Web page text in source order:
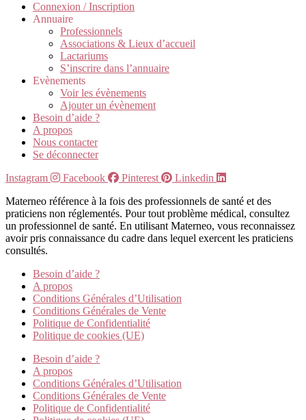
Connexion / Inscription
Annuaire
Professionnels
Associations & Lieux d’accueil
Lactariums
S’inscrire dans l’annuaire
Evènements
Voir les évènements
Ajouter un évènement
Besoin d’aide ?
A propos
Nous contacter
Se déconnecter
Instagram
Facebook Pinterest
Linkedin
Materneo référence à la fois des professionnels de santé et des
praticiens non réglementés. Pour tout problème médical, consultez
un professionnel de santé. En utilisant Materneo, vous reconnaissez
avoir pris connaissance du cadre dans lequel exercent les praticiens
consultés.
Besoin d’aide ?
A propos
Conditions Générales d’Utilisation
Conditions Générales de Vente
Politique de Confidentialité
Politique de cookies (UE)
Besoin d’aide ?
A propos
Conditions Générales d’Utilisation
Conditions Générales de Vente
Politique de Confidentialité